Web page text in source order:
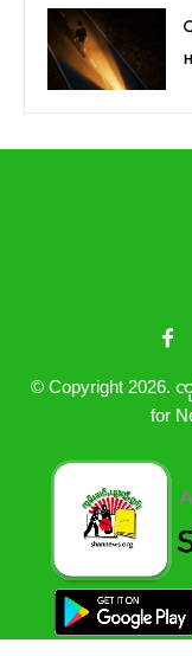
© Copyright 2026.
for